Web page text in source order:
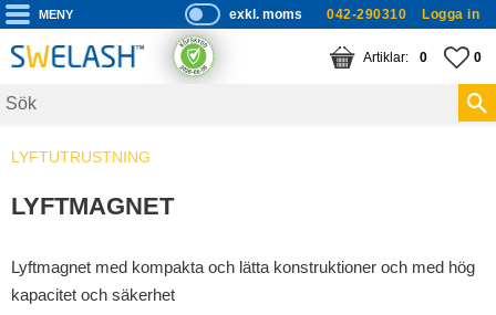
Meny
P
ri
s
exkl. moms 042-290310 Logga in
0
KUNDVAGN
ANTAL 0
LYFTUTRUSTNING
LYFTMAGNET
Lyftmagnet med kompakta och lätta konstruktioner och med hög
kapacitet och säkerhet